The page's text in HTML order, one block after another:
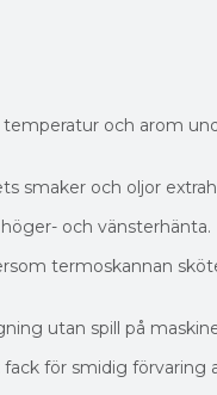
och arom
smaker och oljor
och vänsterhänta.
termoskannan
utan spill på
för smidig förvaring